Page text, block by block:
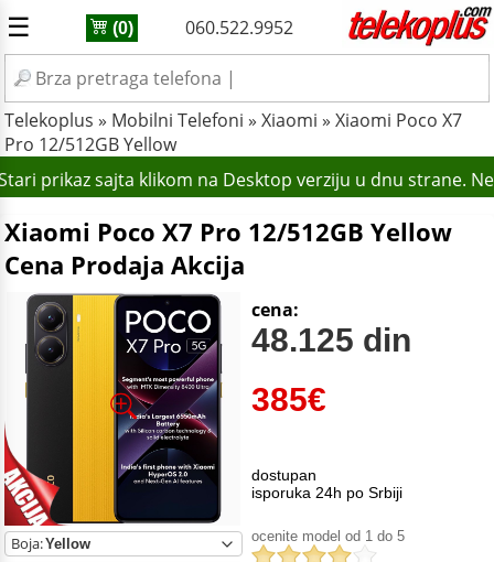
☰ (0) 060.522.9952
Telekoplus » Mobilni Telefoni » Xiaomi » Xiaomi Poco X7
Pro 12/512GB Yellow
prikaz sajta klikom na Desktop verziju u dnu strane.
Xiaomi Poco X7 Pro 12/512GB Yellow
Cena Prodaja Akcija
Boja:
385€
cena:
48.125 din
dostupan
isporuka 24h po Srbiji
ocenite model od 1 do 5